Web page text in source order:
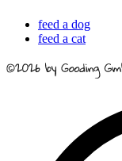
feed a dog
feed a cat